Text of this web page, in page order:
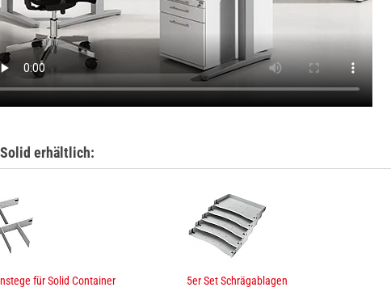
erhältlich:
für Solid Container 5er Set Schrägablagen